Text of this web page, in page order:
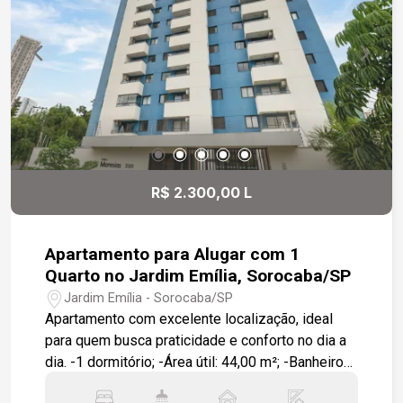
R$ 2.300,00 L
Apartamento para Alugar com 1
Quarto no Jardim Emília, Sorocaba/SP
Jardim Emília - Sorocaba/SP
Apartamento com excelente localização, ideal
para quem busca praticidade e conforto no dia a
dia. -1 dormitório; -Área útil: 44,00 m²; -Banheiro